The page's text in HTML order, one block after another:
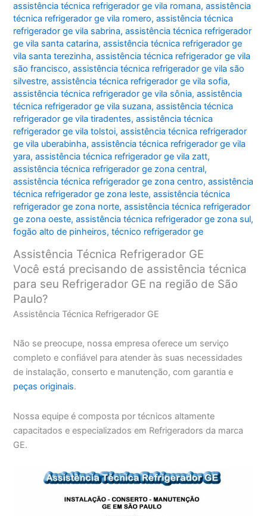
assistência técnica refrigerador ge vila romana,assistência
técnica refrigerador ge vila romero,assistência técnica
refrigerador ge vila sabrina,assistência técnica refrigerador
ge vila santa catarina,assistência técnica refrigerador ge
vila santa terezinha,assistência técnica refrigerador ge vila
são francisco,assistência técnica refrigerador ge vila são
silvestre,assistência técnica refrigerador ge vila sofia,
assistência técnica refrigerador ge vila sônia,assistência
técnica refrigerador ge vila suzana,assistência técnica
refrigerador ge vila tiradentes,assistência técnica
refrigerador ge vila tolstoi,assistência técnica refrigerador
ge vila uberabinha,assistência técnica refrigerador ge vila
yara,assistência técnica refrigerador ge vila zatt,
assistência técnica refrigerador ge zona central,
assistência técnica refrigerador ge zona centro,assistência
técnica refrigerador ge zona leste,assistência técnica
refrigerador ge zona norte,assistência técnica refrigerador
ge zona oeste,assistência técnica refrigerador ge zona sul,
fogão alto de pinheiros,técnico refrigerador ge
Assistência Técnica Refrigerador GE
Você está precisando de assistência técnica
para seu Refrigerador GE na região de São
Paulo?
Assistência Técnica Refrigerador GE
Não se preocupe, nossa empresa oferece um serviço
completo e confiável para atender às suas necessidades
de instalação, conserto e manutenção, com garantia e
peças originais.
Nossa equipe é composta por técnicos altamente
capacitados e especializados em Refrigeradors da marca
GE.